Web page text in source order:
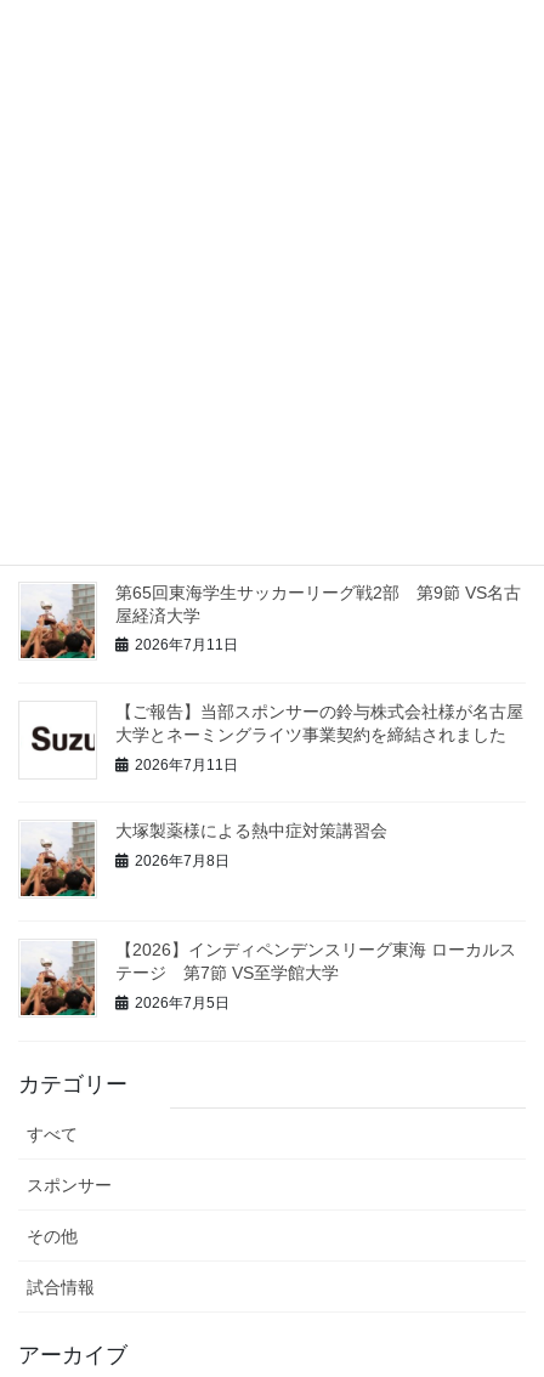
第65回東海学生サッカーリーグ戦2部 第9節 VS名古
屋経済大学
2026年7月11日
【ご報告】当部スポンサーの鈴与株式会社様が名古屋
大学とネーミングライツ事業契約を締結されました
2026年7月11日
大塚製薬様による熱中症対策講習会
2026年7月8日
【2026】インディペンデンスリーグ東海 ローカルス
テージ 第7節 VS至学館大学
2026年7月5日
カテゴリー
すべて
スポンサー
その他
試合情報
アーカイブ